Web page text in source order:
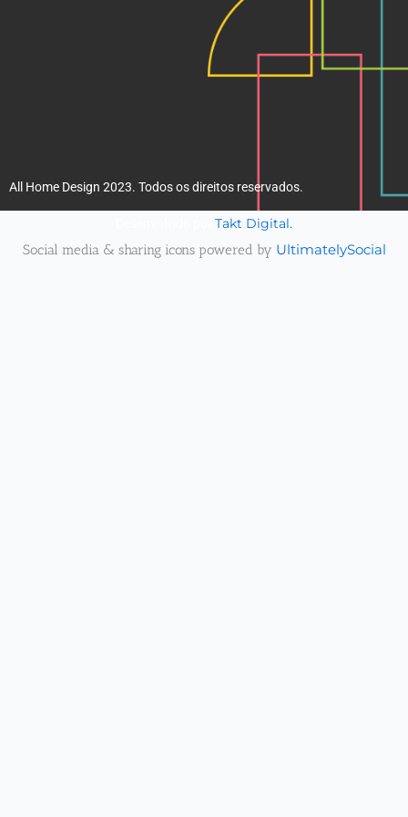
All Home Design 2023. Todos os direitos reservados.
Takt Digital.
Social media & sharing icons powered by UltimatelySocial